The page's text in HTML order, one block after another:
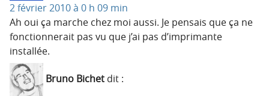
2 février 2010 à 0 h 09 min
Ah oui ça marche chez moi aussi. Je pensais que ça ne
fonctionnerait pas vu que j’ai pas d’imprimante
installée.
Bruno Bichet dit :